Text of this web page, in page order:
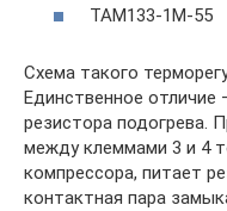
ТАМ133-1М-55
Схема такого
Единственное отличие
резистора подогрева.
между клеммами 3 и 4
компрессора, питает
контактная пара